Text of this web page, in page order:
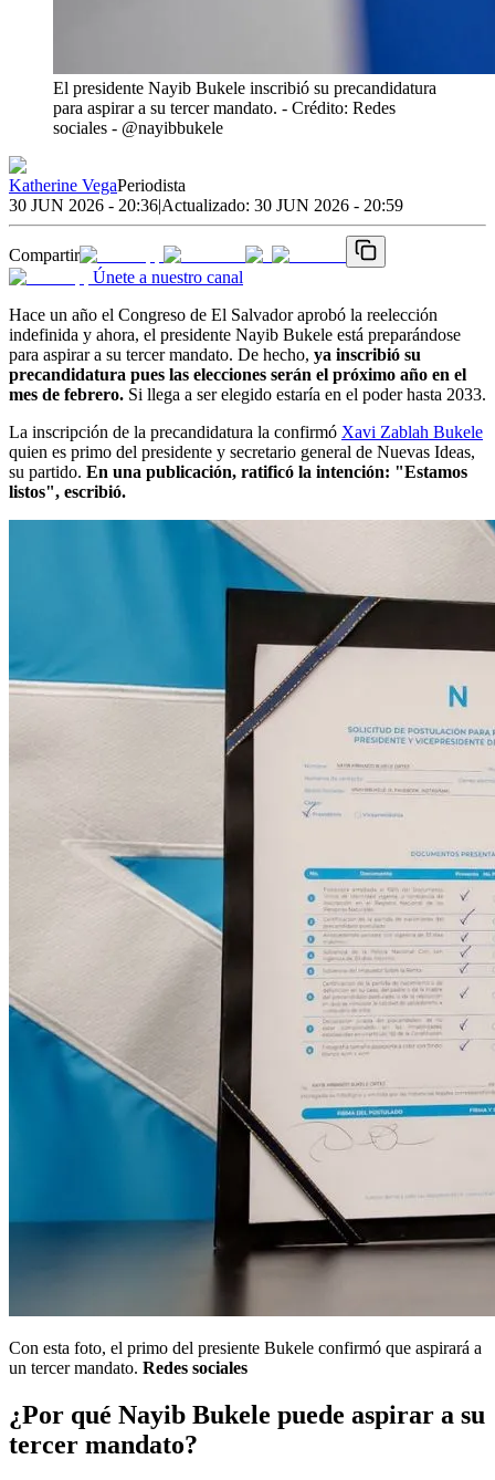
El presidente Nayib Bukele inscribió su precandidatura
para aspirar a su tercer mandato. - Crédito: Redes
sociales - @nayibbukele
Katherine VegaPeriodista
30 JUN 2026 - 20:36|Actualizado: 30 JUN 2026 - 20:59
Compartir
Únete a nuestro canal
Hace un año el Congreso de El Salvador aprobó la reelección
indefinida y ahora, el presidente Nayib Bukele está preparándose
para aspirar a su tercer mandato. De hecho, ya inscribió su
precandidatura pues las elecciones serán el próximo año en el
mes de febrero. Si llega a ser elegido estaría en el poder hasta 2033.
La inscripción de la precandidatura la confirmó Xavi Zablah Bukele
quien es primo del presidente y secretario general de Nuevas Ideas,
su partido. En una publicación, ratificó la intención: "Estamos
listos", escribió.
Con esta foto, el primo del presiente Bukele confirmó que aspirará a
un tercer mandato. Redes sociales
¿Por qué Nayib Bukele puede aspirar a su
tercer mandato?